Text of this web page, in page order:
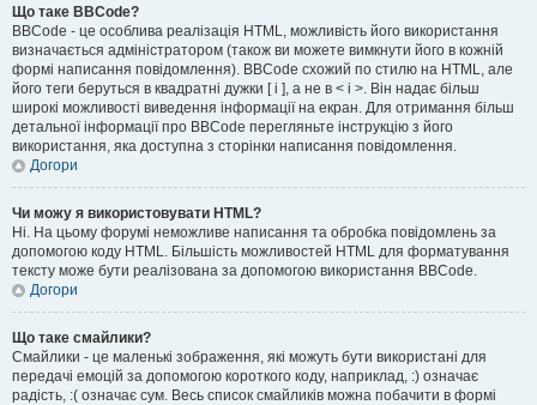
Що таке BBCode?
BBCode - це особлива реалізація HTML, можливість його використання
визначається адміністратором (також ви можете вимкнути його в кожній
формі написання повідомлення). BBCode схожий по стилю на HTML, але
його теги беруться в квадратні дужки [ і ], а не в < і >. Він надає більш
широкі можливості виведення інформації на екран. Для отримання більш
детальної інформації про BBCode перегляньте інструкцію з його
використання, яка доступна з сторінки написання повідомлення.
Догори
Чи можу я використовувати HTML?
Ні. На цьому форумі неможливе написання та обробка повідомлень за
допомогою коду HTML. Більшість можливостей HTML для форматування
тексту може бути реалізована за допомогою використання BBCode.
Догори
Що таке смайлики?
Смайлики - це маленькі зображення, які можуть бути використані для
передачі емоцій за допомогою короткого коду, наприклад, :) означає
радість, :( означає сум. Весь список смайликів можна побачити в формі